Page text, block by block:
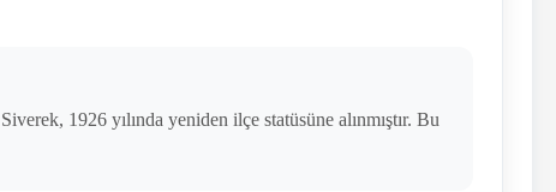
1926 yılında yeniden ilçe statüsüne alınmıştır. Bu